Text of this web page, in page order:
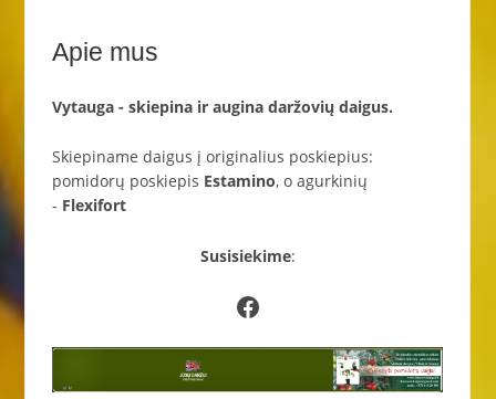
Apie mus
Vytauga - skiepina ir augina daržovių daigus.
Skiepiname daigus į originalius poskiepius:
pomidorų poskiepis Estamino, o agurkinių
- Flexifort
Susisiekime:
Facebook